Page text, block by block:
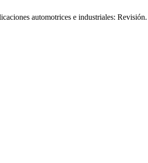
automotrices e industriales: Revisión.